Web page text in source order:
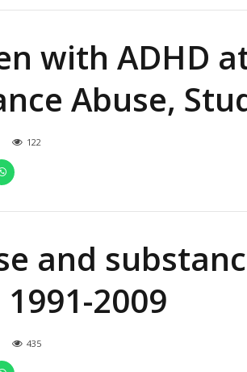
with ADHD
Abuse,
122
and
2009
435